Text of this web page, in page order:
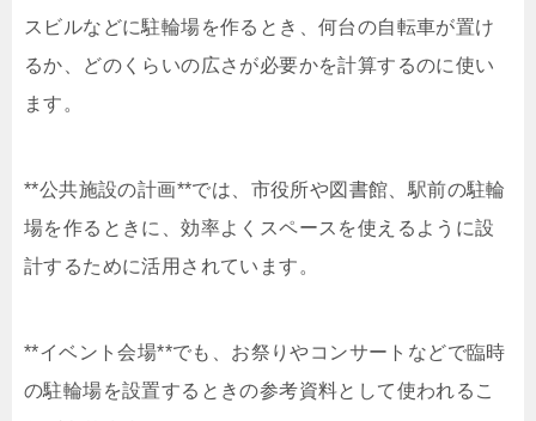
スビルなどに駐輪場を作るとき、何台の自転車が置け
るか、どのくらいの広さが必要かを計算するのに使い
ます。
**公共施設の計画**では、市役所や図書館、駅前の駐輪
場を作るときに、効率よくスペースを使えるように設
計するために活用されています。
**イベント会場**でも、お祭りやコンサートなどで臨時
の駐輪場を設置するときの参考資料として使われるこ